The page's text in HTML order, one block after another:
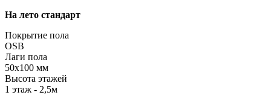
На лето стандарт
Покрытие пола
OSB
Лаги пола
50х100 мм
Высота этажей
1 этаж - 2,5м